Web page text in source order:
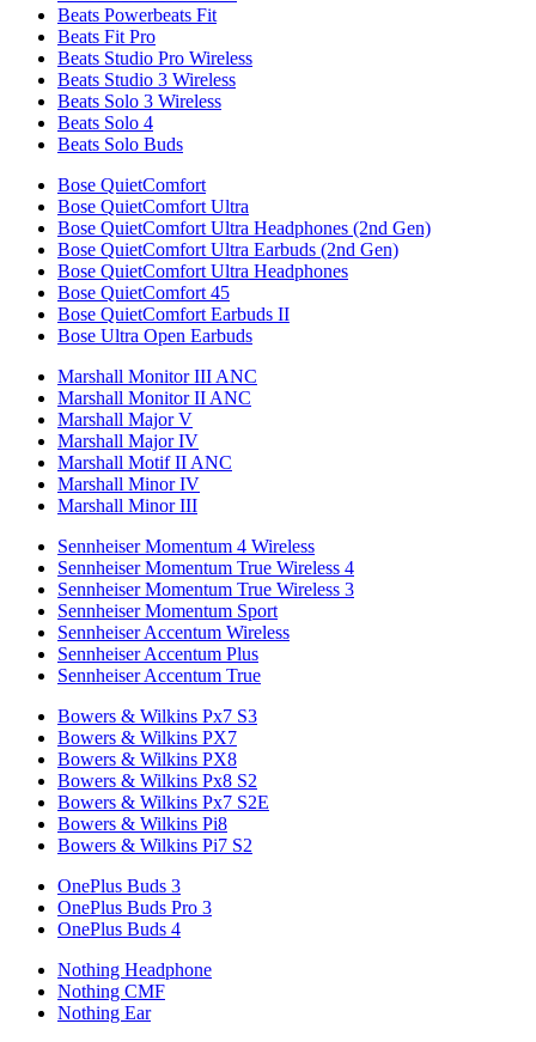
Beats Powerbeats Fit
Beats Fit Pro
Beats Studio Pro Wireless
Beats Studio 3 Wireless
Beats Solo 3 Wireless
Beats Solo 4
Beats Solo Buds
Bose QuietComfort
Bose QuietComfort Ultra
Bose QuietComfort Ultra Headphones (2nd Gen)
Bose QuietComfort Ultra Earbuds (2nd Gen)
Bose QuietComfort Ultra Headphones
Bose QuietComfort 45
Bose QuietComfort Earbuds II
Bose Ultra Open Earbuds
Marshall Monitor III ANC
Marshall Monitor II ANC
Marshall Major V
Marshall Major IV
Marshall Motif II ANC
Marshall Minor IV
Marshall Minor III
Sennheiser Momentum 4 Wireless
Sennheiser Momentum True Wireless 4
Sennheiser Momentum True Wireless 3
Sennheiser Momentum Sport
Sennheiser Accentum Wireless
Sennheiser Accentum Plus
Sennheiser Accentum True
Bowers & Wilkins Px7 S3
Bowers & Wilkins PX7
Bowers & Wilkins PX8
Bowers & Wilkins Px8 S2
Bowers & Wilkins Px7 S2E
Bowers & Wilkins Pi8
Bowers & Wilkins Pi7 S2
OnePlus Buds 3
OnePlus Buds Pro 3
OnePlus Buds 4
Nothing Headphone
Nothing CMF
Nothing Ear